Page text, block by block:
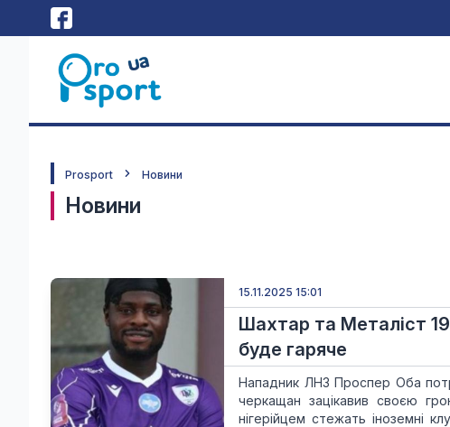
Prosport Новини
Новини
15.11.2025 15:01
Шахтар та Металіст
буде гаряче
Нападник ЛНЗ Проспер Оба
черкащан зацікавив своєю
нігерійцем стежать іноземні